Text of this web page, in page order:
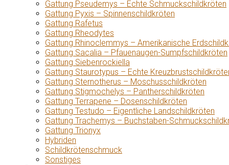
Gattung Pseudemys – Echte Schmuckschildkröten
Gattung Pyxis – Spinnenschildkröten
Gattung Rafetus
Gattung Rheodytes
Gattung Rhinoclemmys – Amerikanische
Gattung Sacalia – Pfauenaugen-Sumpfschildkröten
Gattung Siebenrockiella
Gattung Staurotypus – Echte
Gattung Sternotherus – Moschusschildkröten
Gattung Stigmochelys – Pantherschildkröten
Gattung Terrapene – Dosenschildkröten
Gattung Testudo – Eigentliche Landschildkröten
Gattung Trachemys – Buchstaben-
Gattung Trionyx
Hybriden
Schildkrötenschmuck
Sonstiges